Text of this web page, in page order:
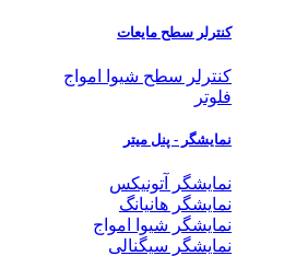
کنترلر سطح مایعات
کنترلر سطح شیوا امواج
فلوتر
نمایشگر - پنل میتر
نمایشگر آتونیکس
نمایشگر هانیانگ
نمایشگر شیوا امواج
نمایشگر سیگنالی